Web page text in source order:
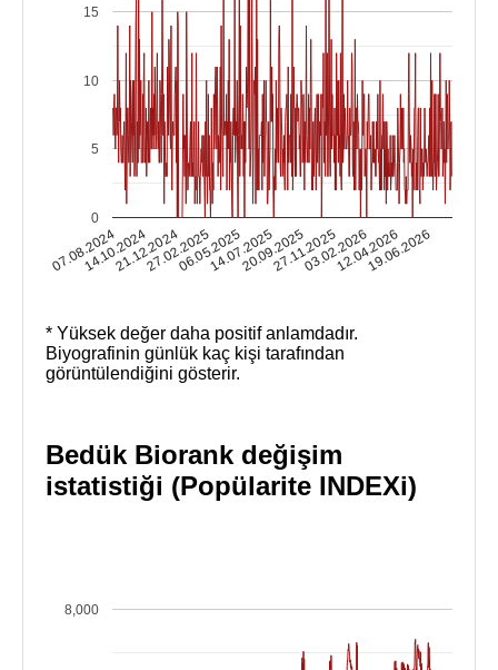
07.08.2024
14.10.202421.12.202427.02.202506.05.202514.07.202520.09.202527.11.202503.02.202612.04.2026
19.06.2026
0
5
10
15
* Yüksek değer daha positif anlamdadır.
Biyografinin günlük kaç kişi tarafından
görüntülendiğini gösterir.
Bedük Biorank değişim
istatistiği (Popülarite INDEXi)
8,000